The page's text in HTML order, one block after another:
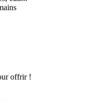
offrir !